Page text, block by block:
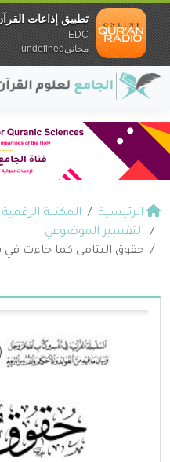
الرئيسية المكتبة الرقمية
التفسير الموضوعي
حقوق اليتامى كما جاءت في
تطبيق إذاعات
EDC
مجانيundefined